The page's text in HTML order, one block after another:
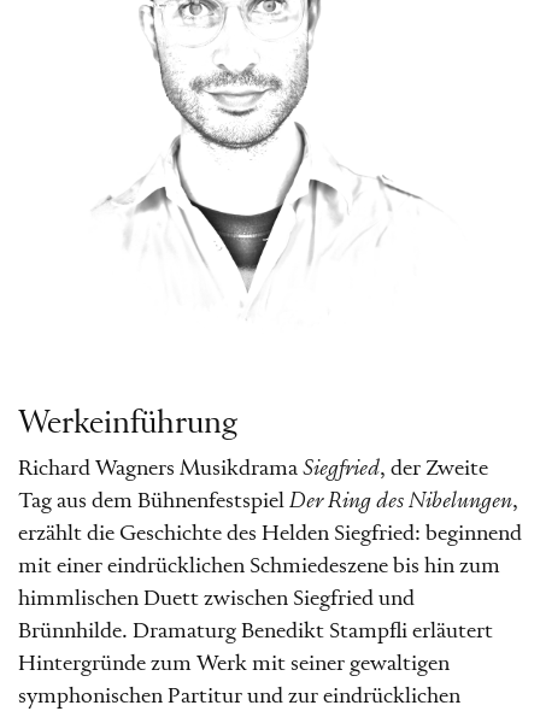
Werkeinführung
Richard Wagners Musikdrama Siegfried, der Zweite
Tag aus dem Bühnenfestspiel Der Ring des Nibelungen,
erzählt die Geschichte des Helden Siegfried: beginnend
mit einer eindrücklichen Schmiedeszene bis hin zum
himmlischen Duett zwischen Siegfried und
Brünnhilde. Dramaturg Benedikt Stampfli erläutert
Hintergründe zum Werk mit seiner gewaltigen
symphonischen Partitur und zur eindrücklichen